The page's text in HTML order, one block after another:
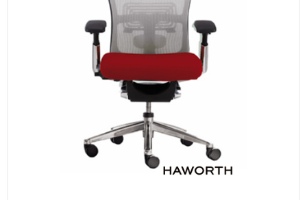
Recepciones Standard
MOBILIARIO DIRECCIONAL
Edge Direccional
Kiklos Direccional
Equinox Direccional
Flow Direccional
MESAS
Línea PLANES
Altura ajustable
Capacitación Mesas
Espera